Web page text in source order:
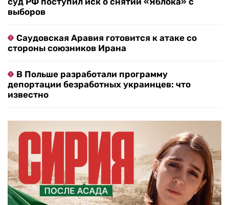
выборов
Саудовская Аравия готовится к атаке со
стороны союзников Ирана
В Польше разработали программу
депортации безработных украинцев: что
известно